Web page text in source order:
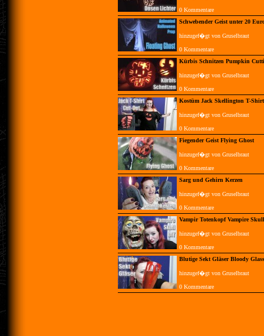
0 Kommentare
Schwebender Geist unter 20
hinzugef�gt von Gruselbraut
0 Kommentare
Kürbis Schnitzen Pumpkin
hinzugef�gt von Gruselbraut
0 Kommentare
Kostüm Jack Skellington T-
hinzugef�gt von Gruselbraut
0 Kommentare
Fiegender Geist Flying Ghost
hinzugef�gt von Gruselbraut
0 Kommentare
Sarg und Gehirn Kerzen
hinzugef�gt von Gruselbraut
0 Kommentare
Vampir Totenkopf Vampire Skull
hinzugef�gt von Gruselbraut
0 Kommentare
Blutige Sekt Gläser Bloody
hinzugef�gt von Gruselbraut
0 Kommentare